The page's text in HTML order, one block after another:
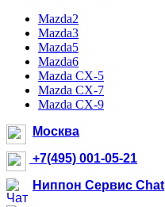
Mazda2
Mazda3
Mazda5
Mazda6
Mazda CX-5
Mazda CX-7
Mazda CX-9
Москва
+7(495) 001-05-21
Ниппон Сервис Chat